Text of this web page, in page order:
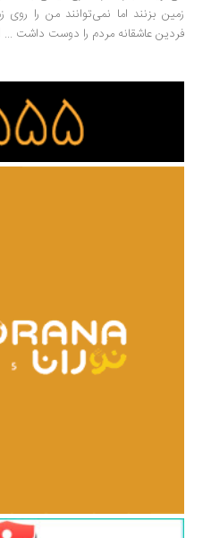
بزنند اما نمی‌توانند من را روی زمین
عاشقانه مردم را دوست داشت ...